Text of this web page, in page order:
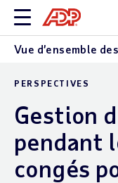
Vue d’ensemble
PERSPECTIVES
Gestion
pendant
congés